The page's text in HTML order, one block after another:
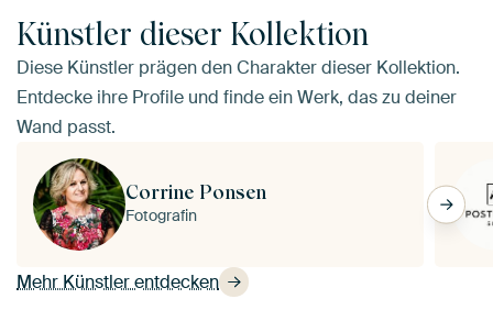
Künstler dieser Kollektion
Diese Künstler prägen den Charakter dieser Kollektion.
Entdecke ihre Profile und finde ein Werk, das zu deiner
Wand passt.
Mehr Künstler entdecken
Corrine Ponsen
Fotografin